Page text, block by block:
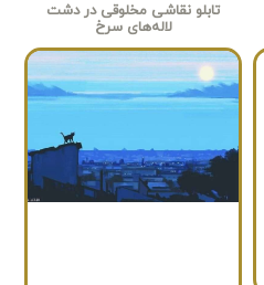
تابلو نقاشی مخلوقی در دشت
لاله‌های سرخ